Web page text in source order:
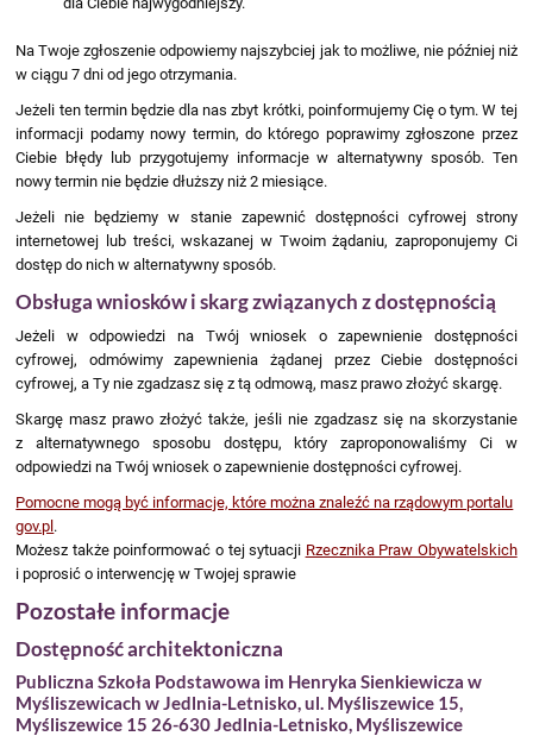
Na Twoje zgłoszenie odpowiemy najszybciej jak to możliwe, nie później niż
w ciągu 7 dni od jego otrzymania.
Jeżeli ten termin będzie dla nas zbyt krótki, poinformujemy Cię o tym. W tej
informacji podamy nowy termin, do którego poprawimy zgłoszone przez
Ciebie błędy lub przygotujemy informacje w alternatywny sposób. Ten
nowy termin nie będzie dłuższy niż 2 miesiące.
Jeżeli nie będziemy w stanie zapewnić dostępności cyfrowej strony
internetowej lub treści, wskazanej w Twoim żądaniu, zaproponujemy Ci
dostęp do nich w alternatywny sposób.
Obsługa wniosków i skarg związanych z dostępnością
Jeżeli w odpowiedzi na Twój wniosek o zapewnienie dostępności
cyfrowej, odmówimy zapewnienia żądanej przez Ciebie dostępności
cyfrowej, a Ty nie zgadzasz się z tą odmową, masz prawo złożyć skargę.
Skargę masz prawo złożyć także, jeśli nie zgadzasz się na skorzystanie
z alternatywnego sposobu dostępu, który zaproponowaliśmy Ci w
odpowiedzi na Twój wniosek o zapewnienie dostępności cyfrowej.
Pomocne mogą być informacje, które można znaleźć na rządowym portalu
gov.pl.
Możesz także poinformować o tej sytuacji Rzecznika Praw Obywatelskich
i poprosić o interwencję w Twojej sprawie
Pozostałe informacje
Dostępność architektoniczna
Publiczna Szkoła Podstawowa im Henryka Sienkiewicza w
Myśliszewicach w Jedlnia-Letnisko, ul. Myśliszewice 15,
Myśliszewice 15 26-630 Jedlnia-Letnisko, Myśliszewice